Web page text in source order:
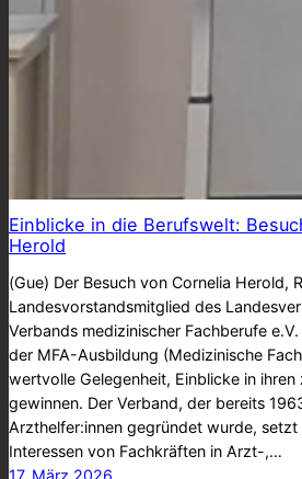
Einblicke in die Berufswelt:
Herold
(Gue) Der Besuch von Cornelia Herold,
Landesvorstandsmitglied des
Verbands medizinischer Fachberufe
der MFA-Ausbildung (Medizinische
wertvolle Gelegenheit, Einblicke in
gewinnen. Der Verband, der bereits
Arzthelfer:innen gegründet wurde, setzt
Interessen von Fachkräften in Arzt-,…